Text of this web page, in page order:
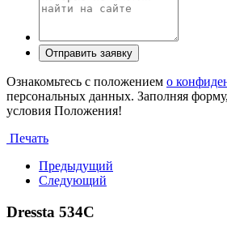
Ознакомьтесь с положением о
персональных данных. Заполняя
условия Положения!
Печать
Предыдущий
Следующий
Dressta 534C